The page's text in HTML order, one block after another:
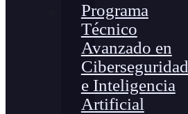
Programa
Técnico
Avanzado en
Ciberseguridad
e Inteligencia
Artificial